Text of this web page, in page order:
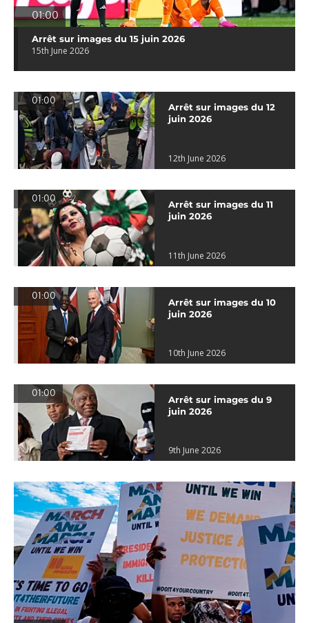
01:00
Arrêt sur images du 15 juin 2026
15th June 2026
01:00
Arrêt sur images du 12
juin 2026
12th June 2026
01:00
Arrêt sur images du 11
juin 2026
11th June 2026
01:00
Arrêt sur images du 10
juin 2026
10th June 2026
01:00
Arrêt sur images du 9
juin 2026
9th June 2026